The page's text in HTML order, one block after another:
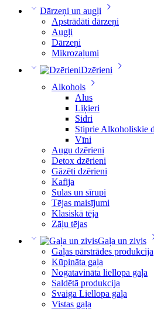
Dārzeņi un augļi
Apstrādāti dārzeņi
Augļi
Dārzeņi
Mikrozaļumi
Dzērieni
Alkohols
Alus
Liķieri
Sidri
Stiprie Alkoholiskie
Vīni
Augu dzērieni
Detox dzērieni
Gāzēti dzērieni
Kafija
Sulas un sīrupi
Tējas maisījumi
Klasiskā tēja
Zāļu tējas
Gaļa un zivis
Gaļas pārstrādes produkcija
Kūpināta gaļa
Nogatavināta liellopa gaļa
Saldētā produkcija
Svaiga Liellopa gaļa
Vistas gaļa